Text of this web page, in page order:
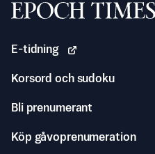
Svenska Epoch Times
E-tidning
Korsord och sudoku
Bli prenumerant
Köp gåvoprenumeration